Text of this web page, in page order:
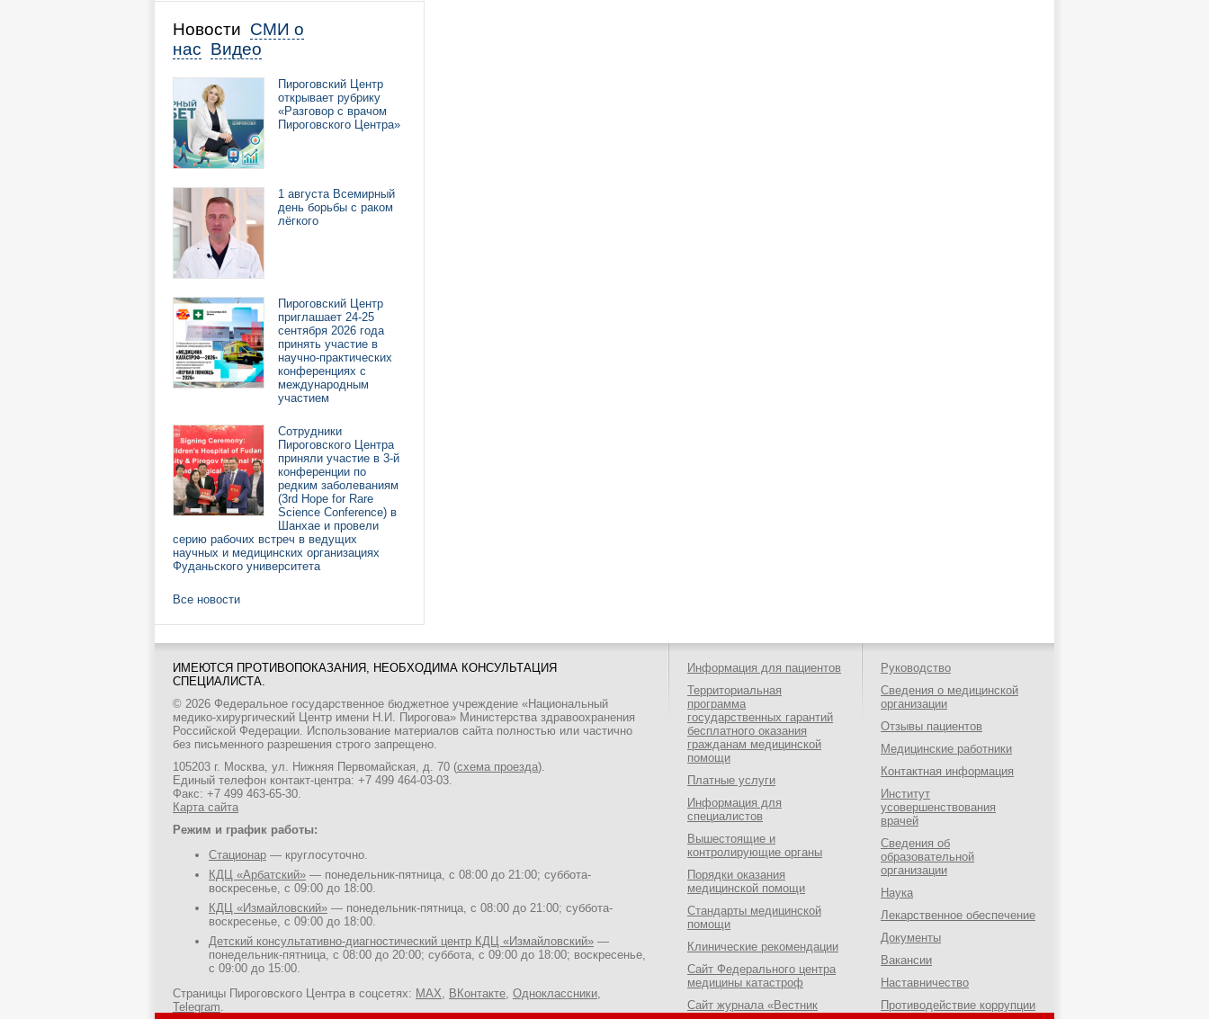
Новости СМИ о
нас Видео
Пироговский Центр
открывает рубрику
«Разговор с врачом
Пироговского Центра»
1 августа Всемирный
день борьбы с раком
лёгкого
Пироговский Центр
приглашает 24-25
сентября 2026 года
принять участие в
научно-практических
конференциях с
международным
участием
Сотрудники
Пироговского Центра
приняли участие в 3-й
конференции по
редким заболеваниям
(3rd Hope for Rare
Science Conference) в
Шанхае и провели
серию рабочих встреч в ведущих
научных и медицинских организациях
Фуданьского университета
Все новости
ИМЕЮТСЯ ПРОТИВОПОКАЗАНИЯ, НЕОБХОДИМА КОНСУЛЬТАЦИЯ
СПЕЦИАЛИСТА.
© 2026 Федеральное государственное бюджетное учреждение «Национальный
медико-хирургический Центр имени Н.И. Пирогова» Министерства здравоохранения
Российской Федерации. Использование материалов сайта полностью или частично
без письменного разрешения строго запрещено.
105203 г. Москва, ул. Нижняя Первомайская, д. 70 (схема проезда).
Единый телефон контакт-центра: +7 499 464-03-03.
Факс: +7 499 463-65-30.
Карта сайта
Режим и график работы:
Стационар — круглосуточно.
КДЦ «Арбатский» — понедельник-пятница, с 08:00 до 21:00; суббота-
воскресенье, с 09:00 до 18:00.
КДЦ «Измайловский» — понедельник-пятница, с 08:00 до 21:00; суббота-
воскресенье, с 09:00 до 18:00.
Детский консультативно-диагностический центр КДЦ «Измайловский» —
понедельник-пятница, с 08:00 до 20:00; суббота, с 09:00 до 18:00; воскресенье,
с 09:00 до 15:00.
Страницы Пироговского Центра в соцсетях: MAX ВКонтакте Одноклассники
Telegram
Информация для пациентов
Территориальная
программа
государственных гарантий
бесплатного оказания
гражданам медицинской
помощи
Платные услуги
Информация для
специалистов
Вышестоящие и
контролирующие органы
Порядки оказания
медицинской помощи
Стандарты медицинской
помощи
Клинические рекомендации
Сайт Федерального центра
медицины катастроф
Сайт журнала «Вестник
Руководство
Сведения о медицинской
организации
Отзывы пациентов
Медицинские работники
Контактная информация
Институт
усовершенствования
врачей
Сведения об
образовательной
организации
Наука
Лекарственное обеспечение
Документы
Вакансии
Наставничество
Противодействие коррупции